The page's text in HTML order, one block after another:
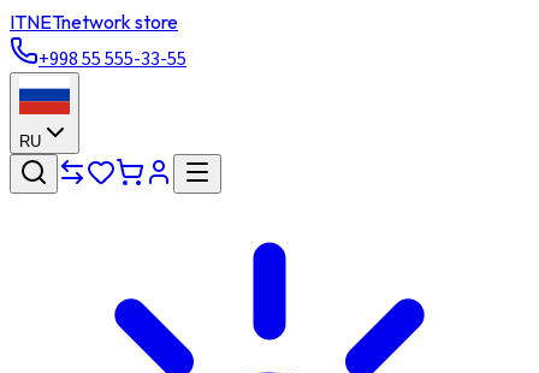
ITNETnetwork store
+998 55 555-33-55
RU